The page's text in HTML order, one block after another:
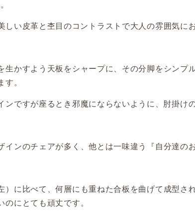
しい皮革と杢目のコントラストで大人の雰囲気に
生かすよう天板をシャープに、その分脚をシンプ
。
ンですが座るとき邪魔にならないように、肘掛け
インのチェアが多く、他とは一味違う『自分達の
）に比べて、何層にも重ねた合板を曲げて成型さ
にとても頑丈です。